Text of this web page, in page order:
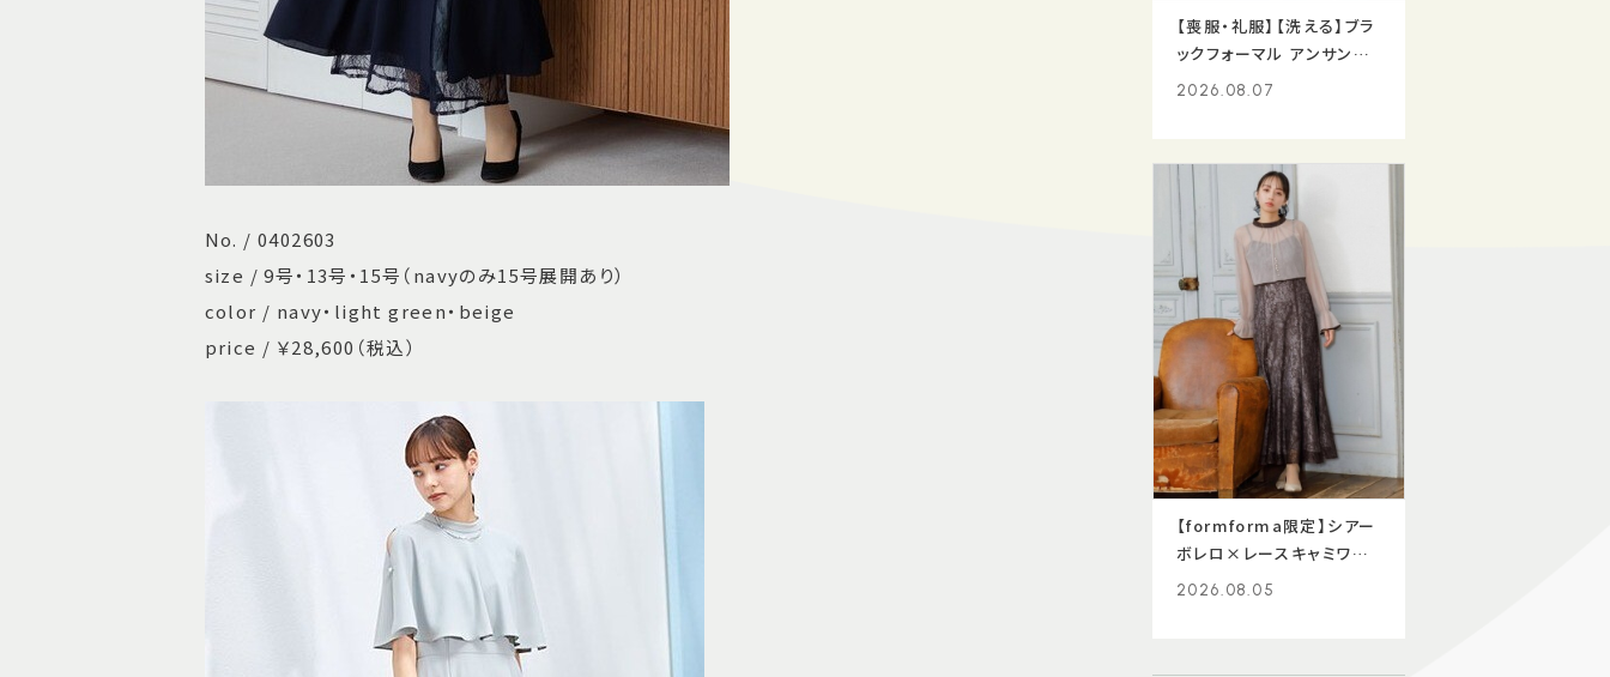
No. / 0402603
size / 9号・13号・15号（navyのみ15号展開あり）
color / navy・light green・beige
price / ￥28,600（税込）
【喪服・礼服】【洗える】ブラ
ックフォーマル アンサンブ
ル/ジャケット+ワンピース
2026.08.07
【formforma限定】シアー
ボレロ×レースキャミワン
ピース
2026.08.05